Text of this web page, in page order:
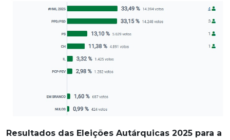
Resultados das Eleições Autárquicas 2025 para a